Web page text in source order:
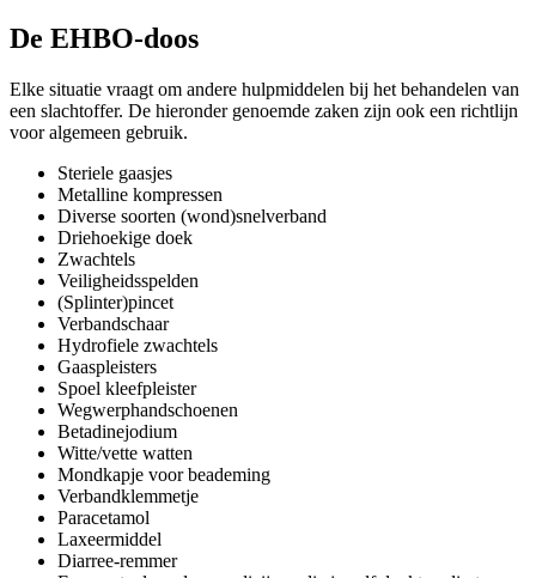
De EHBO-doos
Elke situatie vraagt om andere hulpmiddelen bij het behandelen van
een slachtoffer. De hieronder genoemde zaken zijn ook een richtlijn
voor algemeen gebruik.
Steriele gaasjes
Metalline kompressen
Diverse soorten (wond)snelverband
Driehoekige doek
Zwachtels
Veiligheidsspelden
(Splinter)pincet
Verbandschaar
Hydrofiele zwachtels
Gaaspleisters
Spoel kleefpleister
Wegwerphandschoenen
Betadinejodium
Witte/vette watten
Mondkapje voor beademing
Verbandklemmetje
Paracetamol
Laxeermiddel
Diarree-remmer